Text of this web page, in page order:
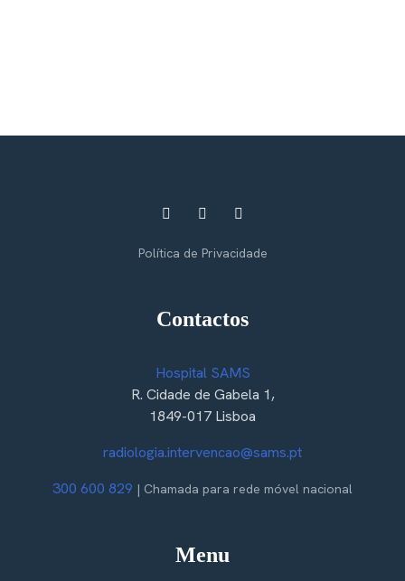
Política de Privacidade
Contactos
Hospital SAMS
R. Cidade de Gabela 1,
1849-017 Lisboa
radiologia.intervencao@sams.pt
300 600 829 | Chamada para rede móvel nacional
Menu